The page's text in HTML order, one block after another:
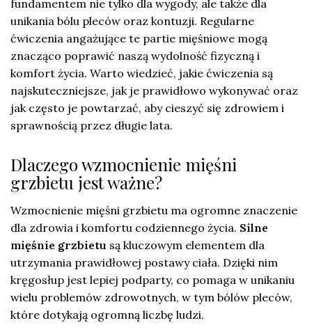
fundamentem nie tylko dla wygody, ale także dla
unikania bólu pleców oraz kontuzji. Regularne
ćwiczenia angażujące te partie mięśniowe mogą
znacząco poprawić naszą wydolność fizyczną i
komfort życia. Warto wiedzieć, jakie ćwiczenia są
najskuteczniejsze, jak je prawidłowo wykonywać oraz
jak często je powtarzać, aby cieszyć się zdrowiem i
sprawnością przez długie lata.
Dlaczego wzmocnienie mięśni
grzbietu jest ważne?
Wzmocnienie mięśni grzbietu ma ogromne znaczenie
dla zdrowia i komfortu codziennego życia. Silne
mięśnie grzbietu są kluczowym elementem dla
utrzymania prawidłowej postawy ciała. Dzięki nim
kręgosłup jest lepiej podparty, co pomaga w unikaniu
wielu problemów zdrowotnych, w tym bólów pleców,
które dotykają ogromną liczbę ludzi.